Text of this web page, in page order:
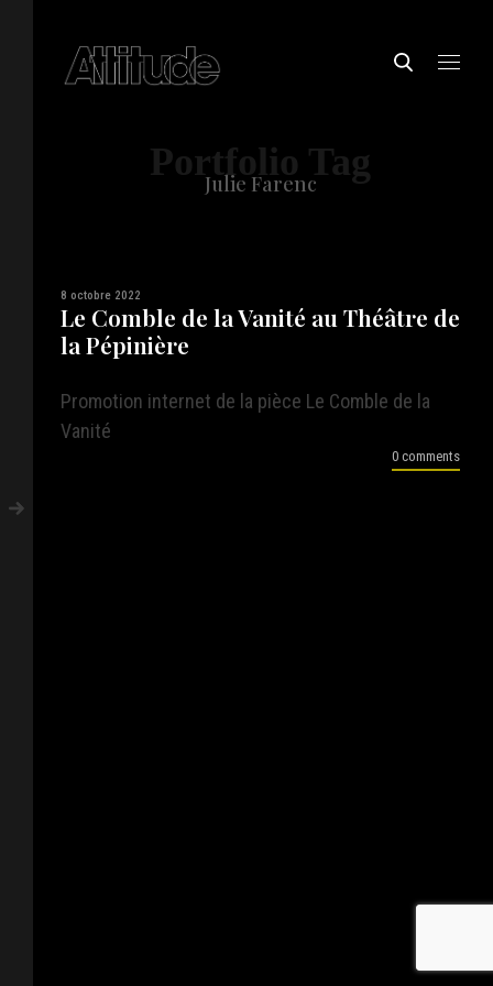
Portfolio Tag
Julie Farenc
8 octobre 2022
Le Comble de la Vanité au Théâtre de
la Pépinière
Promotion internet de la pièce Le Comble de la
Vanité
0 comments